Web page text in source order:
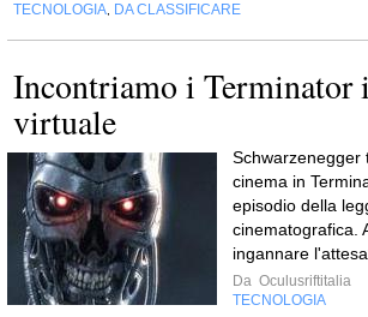
TECNOLOGIA DA CLASSIFICARE
Incontriamo i Terminator
virtuale
Schwarzenegger
cinema in
episodio della
cinematografica.
ingannare
Da Oculusriftitalia
TECNOLOGIA